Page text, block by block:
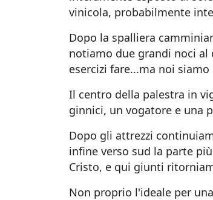
vinicola, probabilmente
Dopo la spalliera
notiamo due grandi noci al
esercizi fare...ma noi
Il centro della palestra in
ginnici, un vogatore e una
Dopo gli attrezzi
infine verso sud la parte
Cristo, e qui giunti
Non proprio l'ideale per